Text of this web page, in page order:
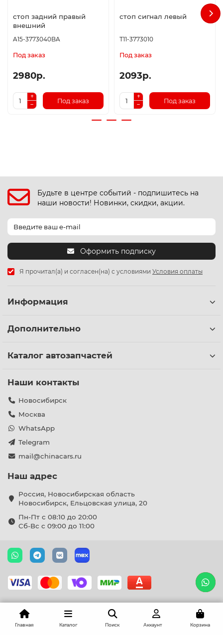
стоп задний правый
внешний
A15-3773040BA
Под заказ
2980р.
Под заказ
стоп сигнал левый
T11-3773010
Под заказ
2093р.
Под заказ
Будьте в центре событий - подпишитесь на
наши новости! Новинки, скидки, акции.
Оформить подписку
Я прочитал(а) и согласен(на) с условиями Условия оплаты
Информация
Дополнительно
Каталог автозапчастей
Наши контакты
Новосибирск
Москва
WhatsApp
Telegram
mail@chinacars.ru
Наш адрес
Россия, Новосибирская область
Новосибирск, Ельцовская улица, 20
Пн-Пт с 08:10 до 20:00
Сб-Вс с 09:00 до 11:00
Главная Каталог Поиск Аккаунт Корзина